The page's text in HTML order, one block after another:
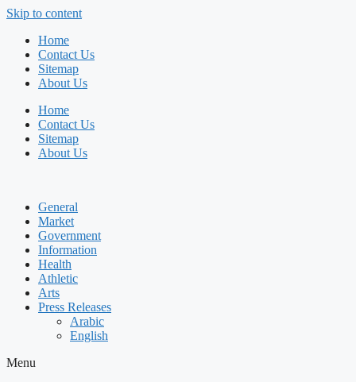
Skip to content
Home
Contact Us
Sitemap
About Us
Home
Contact Us
Sitemap
About Us
General
Market
Government
Information
Health
Athletic
Arts
Press Releases
Arabic
English
Menu